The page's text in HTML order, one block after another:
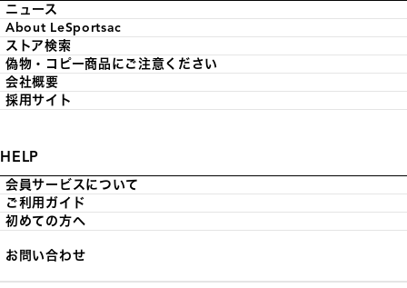
ニュース
About LeSportsac
ストア検索
偽物・コピー商品にご注意ください
会社概要
採用サイト
HELP
会員サービスについて
ご利用ガイド
初めての方へ
お問い合わせ